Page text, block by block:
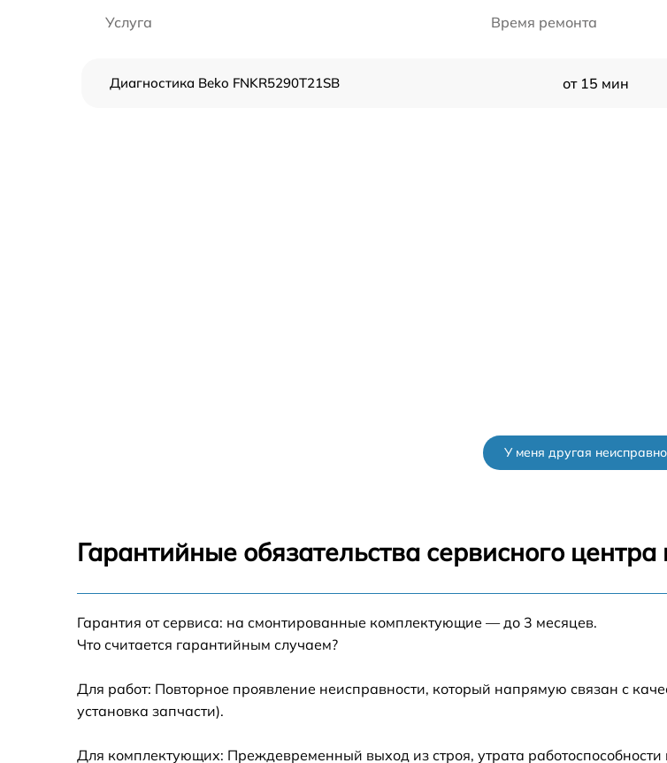
Услуга Время ремонта
Диагностика Beko FNKR5290T21SB от 15 мин
У меня другая
Гарантийные обязательства сервисного
Гарантия от сервиса: на смонтированные комплектующие — до 3 месяцев.
Что считается гарантийным случаем?
Для работ: Повторное проявление неисправности, который напрямую связан с
установка запчасти).
Для комплектующих: Преждевременный выход из строя, утрата